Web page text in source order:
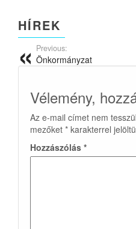
HÍREK
Previous:
Önkormányzat
Vélemény,
Az e-mail címet nem
mezőket * karakterrel
Hozzászólás *